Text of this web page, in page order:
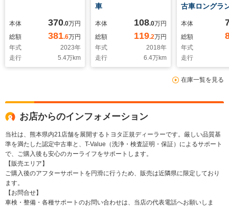
本体 370.0万円
総額
381.6万円
年式
2023年
走行
5.4万km
車
本体 108.0万円
総額
119.2万円
年式
2018年
走行
6.4万km
古車ロングラ
本体
総額
年式
走行
在庫一覧を見る
お店からのインフォメーション
当社は、熊本県内21店舗を展開するトヨタ正規ディーラーです。厳しい品質基
準を満たした認定中古車と、T-Value（洗浄・検査証明・保証）によるサポート
で、ご購入後も安心のカーライフをサポートします。
【販売エリア】
ご購入後のアフターサポートを円滑に行うため、販売は近隣県に限定しており
ます。
【お問合せ】
車検・整備・各種サポートのお問い合わせは、当店の代表電話へお願いしま